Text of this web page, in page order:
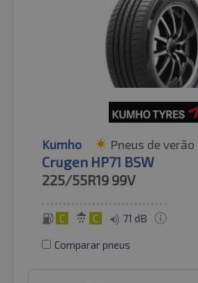
Kumho Pneus de verão
Crugen HP71 BSW
225/55R19 99V
C C 71 dB
Comparar pneus